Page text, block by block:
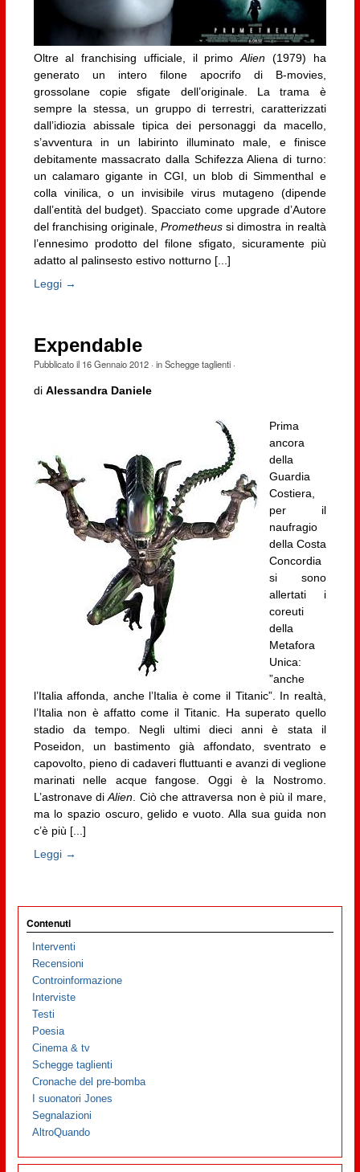
Oltre al franchising ufficiale, il primoAlien (1979) ha
generato un intero filone apocrifo di B-movies,
grossolane copie sfigate dell’originale. La trama è
sempre la stessa, un gruppo di terrestri, caratterizzati
dall’idiozia abissale tipica dei personaggi da macello,
s’avventura in un labirinto illuminato male, e finisce
debitamente massacrato dalla Schifezza Aliena di turno:
un calamaro gigante in CGI, un blob di Simmenthal e
colla vinilica, o un invisibile virus mutageno (dipende
dall’entità del budget). Spacciato come upgrade d’Autore
del franchising originale,Prometheussi dimostra in realtà
l’ennesimo prodotto del filone sfigato, sicuramente più
adatto al palinsesto estivo notturno [...]
Leggi →
Expendable
Pubblicato il 16 Gennaio 2012· inSchegge taglienti·
di Alessandra Daniele
Prima
ancora
della
Guardia
Costiera,
per il
naufragio
della Costa
Concordia
si sono
allertati i
coreuti
della
Metafora
Unica:
”anche
l’Italia affonda, anche l’Italia è come il Titanic”. In realtà,
l’Italia non è affatto come il Titanic. Ha superato quello
stadio da tempo. Negli ultimi dieci anni è stata il
Poseidon, un bastimento già affondato, sventrato e
capovolto, pieno di cadaveri fluttuanti e avanzi di veglione
marinati nelle acque fangose. Oggi è la Nostromo.
L’astronave diAlien . Ciò che attraversa non è più il mare,
ma lo spazio oscuro, gelido e vuoto. Alla sua guida non
c’è più [...]
Leggi →
Contenuti
Interventi
Recensioni
Controinformazione
Interviste
Testi
Poesia
Cinema & tv
Schegge taglienti
Cronache del pre-bomba
I suonatori Jones
Segnalazioni
AltroQuando